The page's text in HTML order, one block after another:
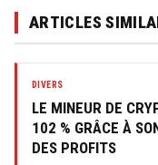
ARTICLES
DIVERS
LE MINEUR DE
102 % GRÂCE À
DES PROFITS